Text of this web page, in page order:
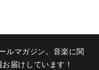
ルマガジン。音楽に関
届けしています！